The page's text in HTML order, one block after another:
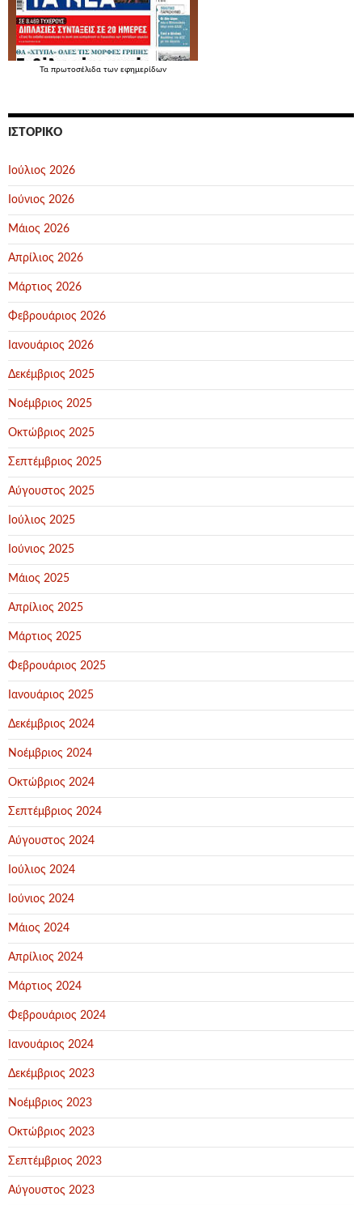
Τα πρωτοσέλιδα των εφημερίδων
ΙΣΤΟΡΙΚΌ
Ιούλιος 2026
Ιούνιος 2026
Μάιος 2026
Απρίλιος 2026
Μάρτιος 2026
Φεβρουάριος 2026
Ιανουάριος 2026
Δεκέμβριος 2025
Νοέμβριος 2025
Οκτώβριος 2025
Σεπτέμβριος 2025
Αύγουστος 2025
Ιούλιος 2025
Ιούνιος 2025
Μάιος 2025
Απρίλιος 2025
Μάρτιος 2025
Φεβρουάριος 2025
Ιανουάριος 2025
Δεκέμβριος 2024
Νοέμβριος 2024
Οκτώβριος 2024
Σεπτέμβριος 2024
Αύγουστος 2024
Ιούλιος 2024
Ιούνιος 2024
Μάιος 2024
Απρίλιος 2024
Μάρτιος 2024
Φεβρουάριος 2024
Ιανουάριος 2024
Δεκέμβριος 2023
Νοέμβριος 2023
Οκτώβριος 2023
Σεπτέμβριος 2023
Αύγουστος 2023